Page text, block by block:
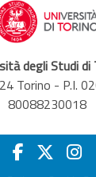
degli Studi di
Torino - P.I.
80088230018